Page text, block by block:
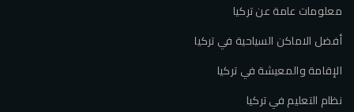
معلومات عامة عن تركيا
أفضل الاماكن السياحية في تركيا
الإقامة والمعيشة في تركيا
نظام التعليم في تركيا